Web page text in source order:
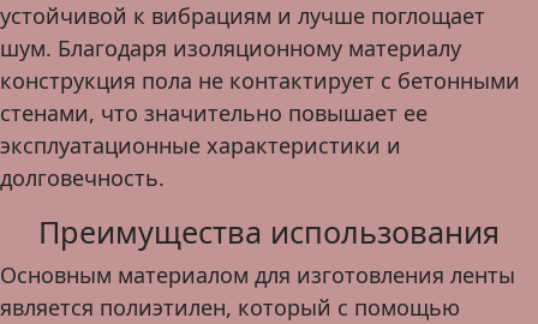
устойчивой к вибрациям и лучше поглощает
шум. Благодаря изоляционному материалу
конструкция пола не контактирует с бетонными
стенами, что значительно повышает ее
эксплуатационные характеристики и
долговечность.
Преимущества использования
Основным материалом для изготовления ленты
является полиэтилен, который с помощью